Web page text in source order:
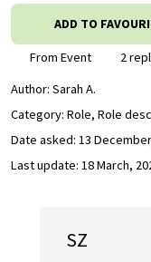
ADD TO
From Event 2
Author: Sarah A.
Category: Role, Role
Date asked: 13
Last update: 18 March,
SZ